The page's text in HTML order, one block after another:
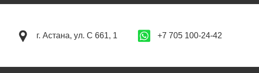
г. Астана, ул. C 661, 1 +7 705 100-24-42